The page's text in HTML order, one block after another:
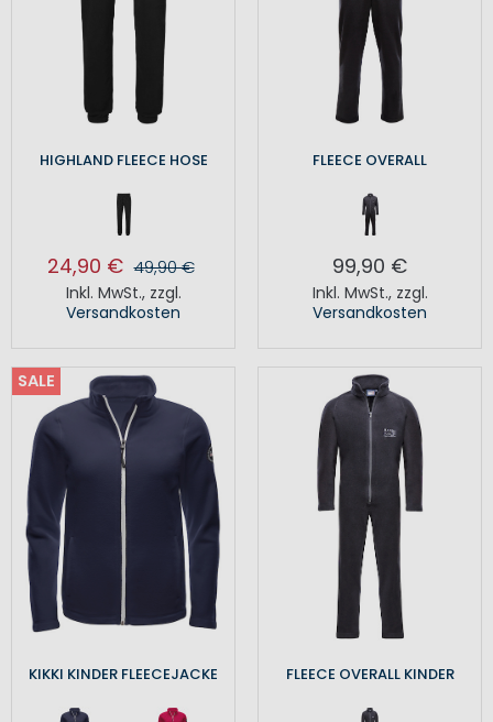
HIGHLAND FLEECE HOSE
24,90 € 49,90 €
Inkl. MwSt., zzgl.
Versandkosten
FLEECE OVERALL
99,90 €
Inkl. MwSt., zzgl.
Versandkosten
SALE
KIKKI KINDER FLEECEJACKE FLEECE OVERALL KINDER